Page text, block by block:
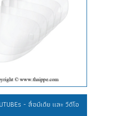
- สื่อมีเดีย และ วีดีโอ